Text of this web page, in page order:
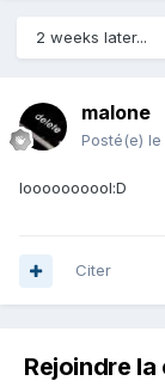
2 weeks later...
malone
Posté(e) le
loooooooool:D
Citer
Rejoindre